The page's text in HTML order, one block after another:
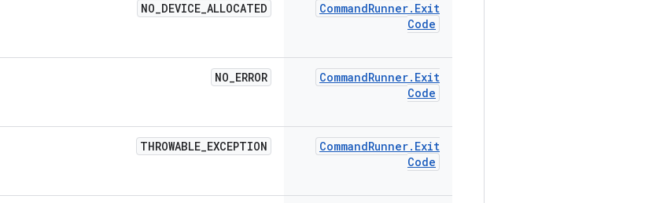
CommandRunner. Exit
Code
NO_DEVICE_ALLOCATED
CommandRunner. Exit
Code
NO_ERROR
CommandRunner. Exit
Code
THROWABLE_EXCEPTION